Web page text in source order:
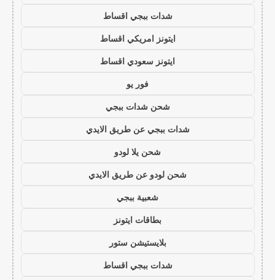
شدات ببجي اقساط
ايتونز امريكي اقساط
ايتونز سعودي اقساط
فور يو
شحن شدات ببجي
شدات ببجي عن طريق الايدي
شحن يلا لودو
شحن لودو عن طريق الايدي
شعبية ببجي
بطاقات ايتونز
بلايستيشن ستور
شدات ببجي اقساط